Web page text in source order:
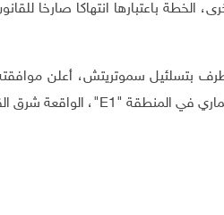
الخطة باعتبارها انتهاكا صارخا
بتسلئيل سموتريتش، أعلن
في المنطقة " E1"، الواقعة شرق